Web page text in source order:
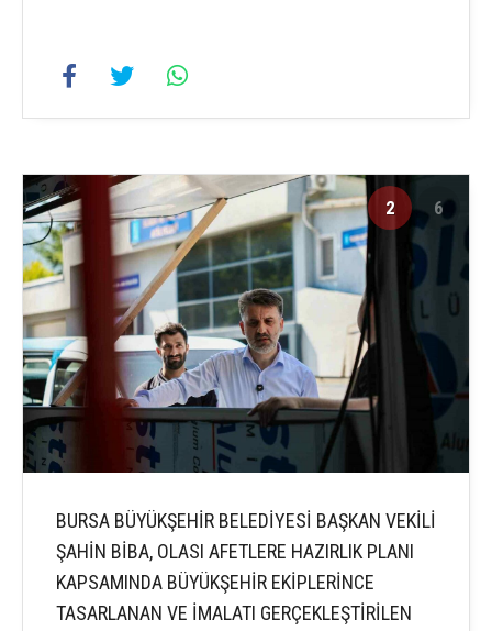
2 6
BURSA BÜYÜKŞEHİR BELEDİYESİ BAŞKAN VEKİLİ
ŞAHİN BİBA, OLASI AFETLERE HAZIRLIK PLANI
KAPSAMINDA BÜYÜKŞEHİR EKİPLERİNCE
TASARLANAN VE İMALATI GERÇEKLEŞTİRİLEN